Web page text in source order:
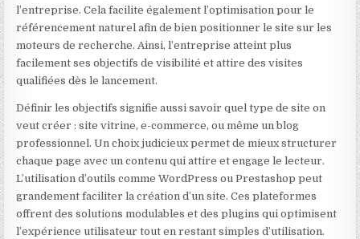
l’entreprise. Cela facilite également l’optimisation pour le
référencement naturel afin de bien positionner le site sur les
moteurs de recherche. Ainsi, l’entreprise atteint plus
facilement ses objectifs de visibilité et attire des visites
qualifiées dès le lancement.
Définir les objectifs signifie aussi savoir quel type de site on
veut créer : site vitrine, e-commerce, ou même un blog
professionnel. Un choix judicieux permet de mieux structurer
chaque page avec un contenu qui attire et engage le lecteur.
L’utilisation d’outils comme WordPress ou Prestashop peut
grandement faciliter la création d’un site. Ces plateformes
offrent des solutions modulables et des plugins qui optimisent
l’expérience utilisateur tout en restant simples d’utilisation.